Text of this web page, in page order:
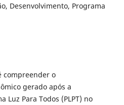
Desenvolvimento, Programa
compreender o
gerado após a
Luz Para Todos (PLPT) no